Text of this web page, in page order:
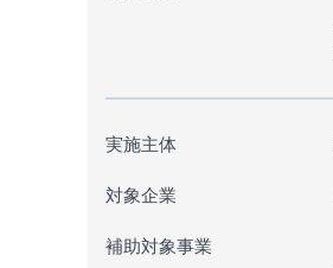
実施主体
対象企業
補助対象事業